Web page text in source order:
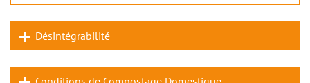
Désintégrabilité